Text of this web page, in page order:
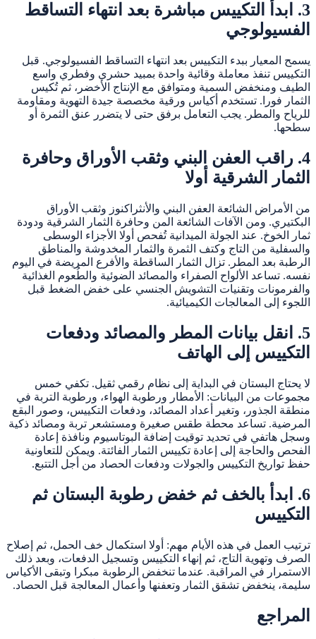
3. ابدأ التكييس مباشرة بعد انتهاء التساقط
الفسيولوجي
يسمح المعيار ببدء التكييس بعد انتهاء التساقط الفسيولوجي. قبل
التكييس تنفذ معاملة وقائية واحدة بمبيد حشري وفطري واسع
الطيف ومنخفض السمية ومتوافق مع الإنتاج الأخضر، ثم تُكيس
الثمار فورا. تستخدم أكياس ورقية مخصصة جيدة التهوية ومقاومة
للرياح والمطر. يجب التعامل برفق حتى لا يتضرر عنق الثمرة أو
سطحها.
4. راقب العفن البني وثقب الأوراق وحافرة
الثمار الشرقية أولا
من الأمراض الشائعة العفن البني والأنثراكنوز وثقب الأوراق
البكتيري. ومن الآفات الشائعة المن وحافرة الثمار الشرقية ودودة
ثمار الخوخ. عند الجولة الميدانية تُفحص أولا الأجزاء الوسطى
والسفلية من التاج وكتف الثمرة والثمار المخدوشة والمناطق
الرطبة بعد المطر. تزال الثمار الساقطة والأفرع المريضة في اليوم
نفسه. تساعد الألواح الصفراء والمصائد الضوئية والطُعوم الغذائية
والفرمونات وتقنيات التشويش الجنسي على خفض الضغط قبل
اللجوء إلى المعالجات الكيميائية.
5. انقل بيانات المطر والمصائد ودفعات
التكييس إلى الهاتف
لا يحتاج البستان في البداية إلى نظام رقمي ثقيل. تكفي خمس
مجموعات من البيانات: الأمطار ورطوبة الهواء، ورطوبة التربة في
منطقة الجذور، وتغير أعداد المصائد، ودفعات التكييس، وصور البقع
المرضية. تساعد محطة طقس صغيرة ومستشعر تربة ومصائد ذكية
وسجل هاتفي في تحديد توقيت إضافة البوتاسيوم ونافذة إعادة
الفحص والحاجة إلى إعادة تكييس الثمار الفائتة. ويمكن للتعاونية
حفظ تواريخ التكييس والجولات ودفعات الحصاد من أجل التتبع.
6. ابدأ بالخف ثم خفض رطوبة البستان ثم
التكييس
ترتيب العمل في هذه الأيام مهم: أولا استكمال خف الحمل، ثم إصلاح
الصرف وتهوية التاج، ثم إنهاء التكييس وتسجيل الدفعات، وبعد ذلك
الاستمرار في المراقبة. عندما تنخفض الرطوبة مبكرا وتبقى الأكياس
سليمة، ينخفض تشقق الثمار وتعفنها وأعمال المعالجة قبل الحصاد.
المراجع